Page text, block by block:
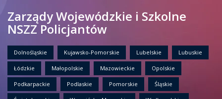
Zarządy Wojewódzkie i Szkolne
NSZZ Policjantów
Dolnośląskie Kujawsko-Pomorskie Lubelskie Lubuskie
Łódzkie Małopolskie Mazowieckie Opolskie
Podkarpackie Podlaskie Pomorskie Śląskie